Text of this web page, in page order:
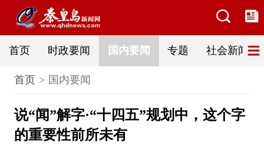
首页 时政要闻 国内要闻 专题 社会新闻
首页 国内要闻
说“闻”解字·“十四五”规划中，这个字
的重要性前所未有